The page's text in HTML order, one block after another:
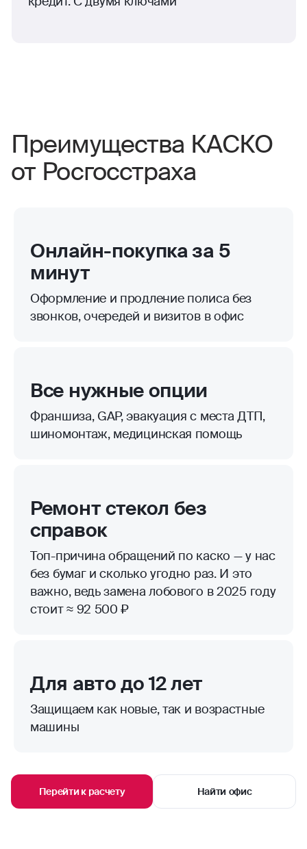
Преимущества КАСКО
от Росгосстраха
Онлайн-покупка за 5
минут
Оформление и продление полиса без
звонков, очередей и визитов в офис
Все нужные опции
Франшиза, GAP, эвакуация с места ДТП,
шиномонтаж, медицинская помощь
Ремонт стекол без
справок
Топ-причина обращений по каско — у нас
без бумаг и сколько угодно раз. И это
важно, ведь замена лобового в 2025 году
стоит ≈ 92 500 ₽
Для авто до 12 лет
Защищаем как новые, так и возрастные
машины
Перейти к расчету Найти офис